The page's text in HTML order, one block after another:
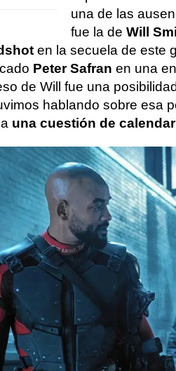
una de las
fue la de Will
en la secuela de este
Peter Safran en una
de Will fue una
hablando sobre esa
una cuestión de